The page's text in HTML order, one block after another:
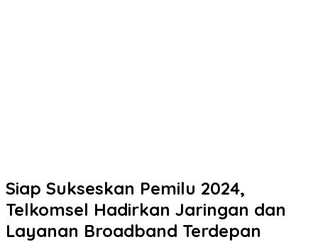
Siap Sukseskan Pemilu 2024,
Telkomsel Hadirkan Jaringan dan
Layanan Broadband Terdepan